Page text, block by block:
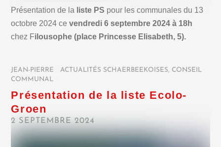
Présentation de la liste PS pour les communales du 13
octobre 2024 cevendredi 6 septembre 2024 à 18h
chez Filousophe (place Princesse Elisabeth, 5).
JEAN-PIERRE ACTUALITÉS SCHAERBEEKOISES, CONSEIL
COMMUNAL
Présentation de la liste Ecolo-
Groen
2 SEPTEMBRE 2024